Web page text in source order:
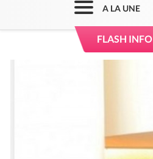
A LA UNE
FLASH INFO